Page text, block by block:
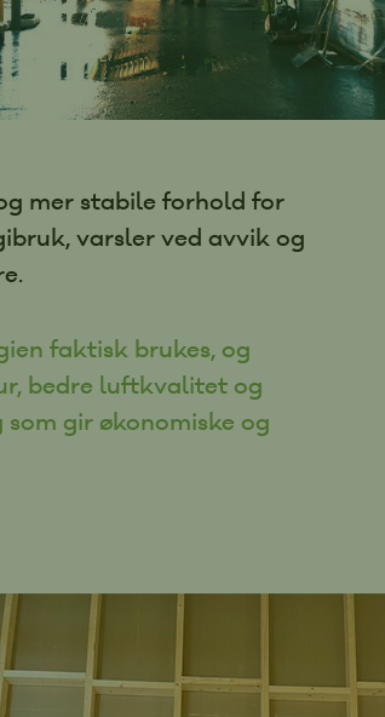
mer stabile forhold for
varsler ved avvik og
faktisk brukes, og
bedre luftkvalitet og
gir økonomiske og